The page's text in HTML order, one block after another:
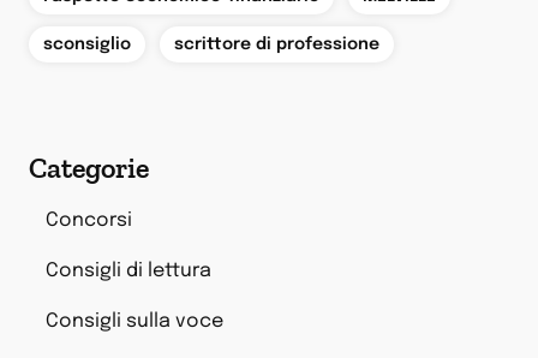
sconsiglio scrittore di professione
Categorie
Concorsi
Consigli di lettura
Consigli sulla voce